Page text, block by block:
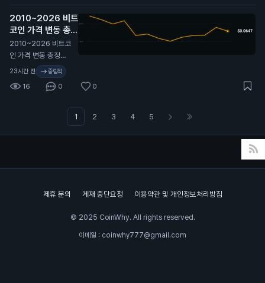
6퍼센타일 구간. 극단
적이진 않지만 옵션
시장은 여전히 최근
비트코인이 보여준 것
보다 더 큰 움직임을
프라이싱 중. 여기서
실현 변동성이 따라
올라갈까, 아니면 내
2010~2026 비트
코인 가격 변동 총정
리 🫡
N
2010~2026 비트코
인 가격 변동 총정리
🫡
23시간 전 중립적
16 0 0
1 2 3 4 5
제휴 문의 게재 중단요청 이용약관 및 개인정보처리방침
© 2025 CoinWhy. All rights reserved.
이메일 : coinwhy777@gmail.com